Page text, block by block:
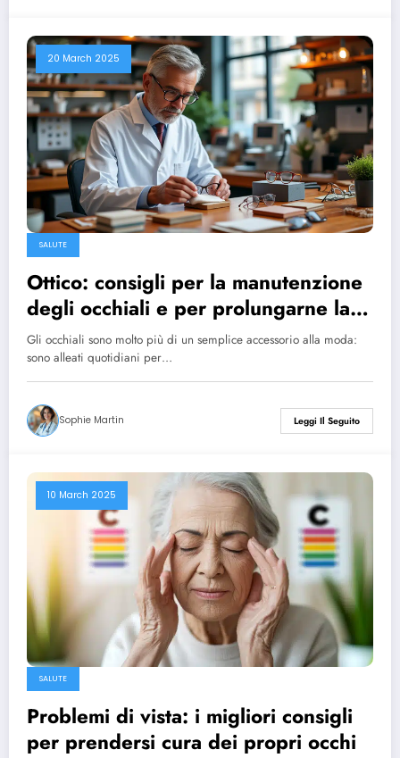
20 March 2025
SALUTE
Ottico: consigli per la manutenzione
degli occhiali e per prolungarne la
durata
Gli occhiali sono molto più di un semplice accessorio alla moda:
sono alleati quotidiani per…
Sophie Martin Leggi Il Seguito
10 March 2025
SALUTE
Problemi di vista: i migliori consigli
per prendersi cura dei propri occhi